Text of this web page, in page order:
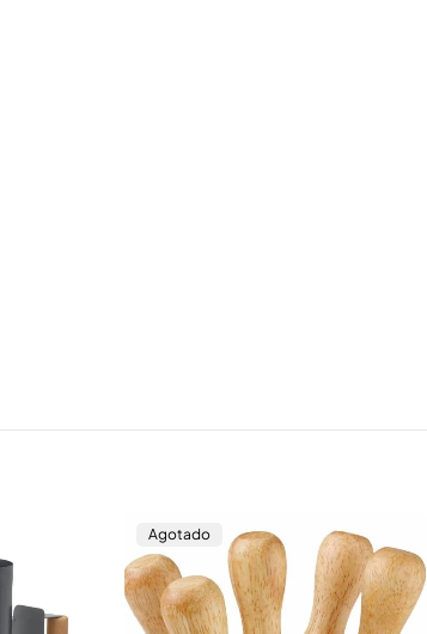
Agotado